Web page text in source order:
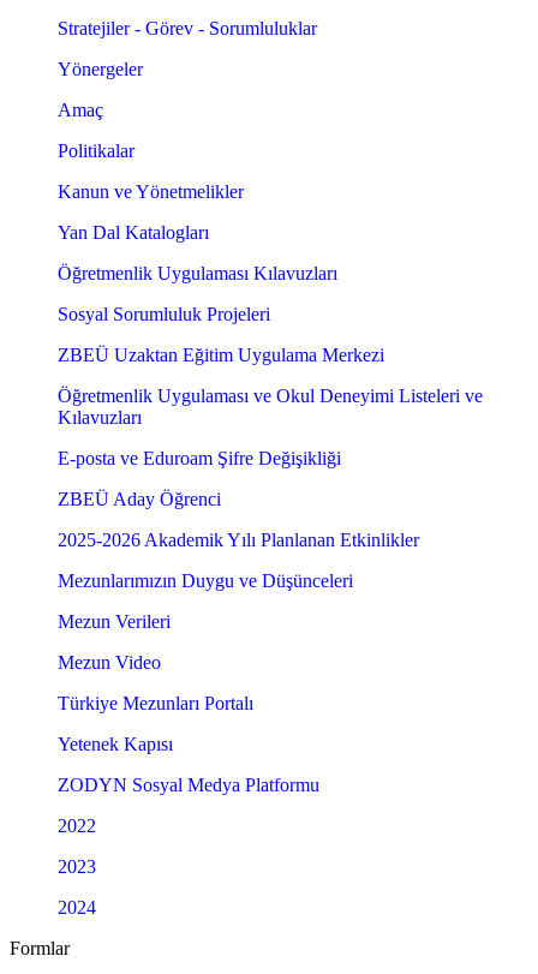
Stratejiler - Görev - Sorumluluklar
Yönergeler
Amaç
Politikalar
Kanun ve Yönetmelikler
Yan Dal Katalogları
Öğretmenlik Uygulaması Kılavuzları
Sosyal Sorumluluk Projeleri
ZBEÜ Uzaktan Eğitim Uygulama Merkezi
Öğretmenlik Uygulaması ve Okul Deneyimi Listeleri ve
Kılavuzları
E-posta ve Eduroam Şifre Değişikliği
ZBEÜ Aday Öğrenci
2025-2026 Akademik Yılı Planlanan Etkinlikler
Mezunlarımızın Duygu ve Düşünceleri
Mezun Verileri
Mezun Video
Türkiye Mezunları Portalı
Yetenek Kapısı
ZODYN Sosyal Medya Platformu
2022
2023
2024
Formlar